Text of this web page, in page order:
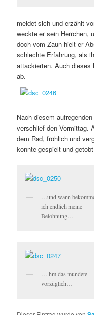
meldet sich und erzählt
weckte er sein Herrchen,
doch vom Zaun hielt er
schlechte Erfahrung, als
attackierten. Auch dieses
ab.
Nach diesem
verschlief den Vormittag.
dem Rad, fröhlich und
konnte gespielt und
…und wann
ich endlich meine
Belohnung…
… hm das mundete
vorzüglich…